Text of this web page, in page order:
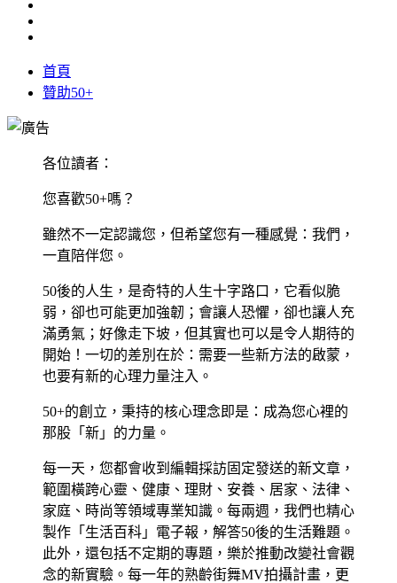
首頁
贊助50+
各位讀者：
您喜歡50+嗎？
雖然不一定認識您，但希望您有一種感覺：我們，
一直陪伴您。
50後的人生，是奇特的人生十字路口，它看似脆
弱，卻也可能更加強韌；會讓人恐懼，卻也讓人充
滿勇氣；好像走下坡，但其實也可以是令人期待的
開始！一切的差別在於：需要一些新方法的啟蒙，
也要有新的心理力量注入。
50+的創立，秉持的核心理念即是：成為您心裡的
那股「新」的力量。
每一天，您都會收到編輯採訪固定發送的新文章，
範圍橫跨心靈、健康、理財、安養、居家、法律、
家庭、時尚等領域專業知識。每兩週，我們也精心
製作「生活百科」電子報，解答50後的生活難題。
此外，還包括不定期的專題，樂於推動改變社會觀
念的新實驗。每一年的熟齡街舞MV拍攝計畫，更